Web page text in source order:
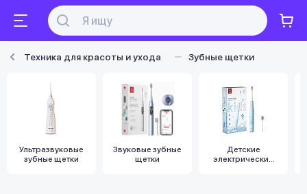
Техника для красоты и ухода Зубные щетки
Ультразвуковые
зубные щетки
Звуковые зубные
щетки
Детские
электрические